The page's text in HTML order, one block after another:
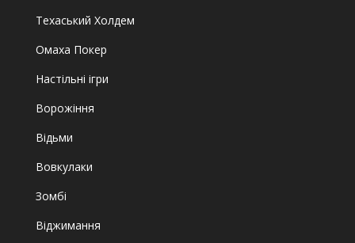
Техаський Холдем
Омаха Покер
Настільні ігри
Ворожіння
Відьми
Вовкулаки
Зомбі
Віджимання